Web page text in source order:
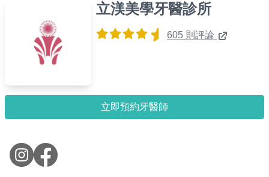
立渼美學牙醫診所
605 則評論
立即預約牙醫師